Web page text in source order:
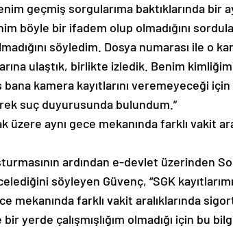
geçmiş sorgularıma baktıklarında bir
böyle bir ifadem olup olmadığını
söyledim. Dosya numarası ile o
ulaştık, birlikte izledik. Benim
kamera kayıtlarını veremeyeceği
suç duyurusunda bulundum.”
üzere aynı gece mekanında farklı vakit
ardından e-devlet üzerinden
söyleyen Güvenç, “SGK
mekanında farklı vakit aralıklarında
yerde çalışmışlığım olmadığı için bu